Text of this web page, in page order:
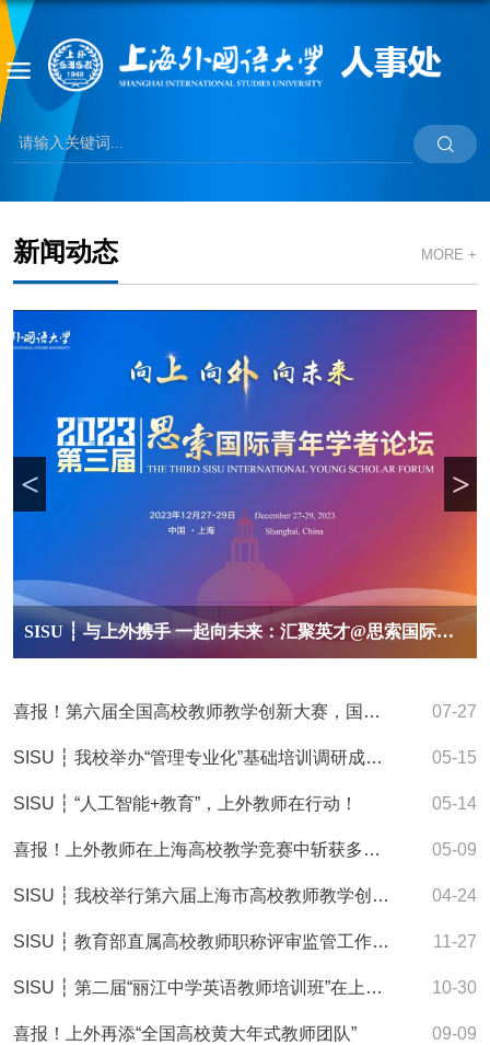
新闻动态 MORE +
SISU ┆ 与上外携手 一起向未来：汇聚英才@思索国际青年学者论坛
< >
喜报！第六届全国高校教师教学创新大赛，国奖+1 07-27
SISU ┆ 我校举办“管理专业化”基础培训调研成果汇报 05-15
SISU ┆ “人工智能+教育”，上外教师在行动！ 05-14
喜报！上外教师在上海高校教学竞赛中斩获多项殊荣 05-09
SISU ┆ 我校举行第六届上海市高校教师教学创新大赛出征仪式 04-24
SISU ┆ 教育部直属高校教师职称评审监管工作组在上外开展现场检查工作 11-27
SISU ┆ 第二届“丽江中学英语教师培训班”在上外举办 10-30
喜报！上外再添“全国高校黄大年式教师团队” 09-09